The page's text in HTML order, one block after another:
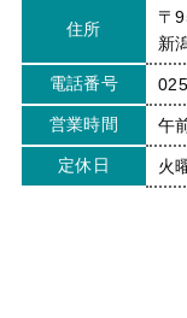
住所
〒
新
電話番号
営業時間 午
定休日 火